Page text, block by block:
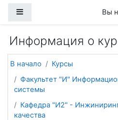
Вы
Информация о
В начало
Курсы
Факультет "И"
системы
Кафедра "И2" -
качества